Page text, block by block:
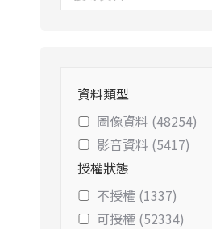
資料類型
圖像資料 (48254)
影音資料 (5417)
授權狀態
不授權 (1337)
可授權 (52334)